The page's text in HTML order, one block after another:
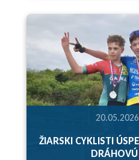
ŽIARSKI CYKLISTI